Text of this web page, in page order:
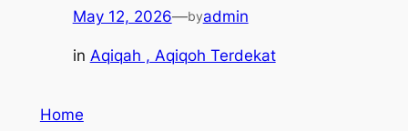
May 12, 2026—byadmin
in Aqiqah , Aqiqoh Terdekat
Home